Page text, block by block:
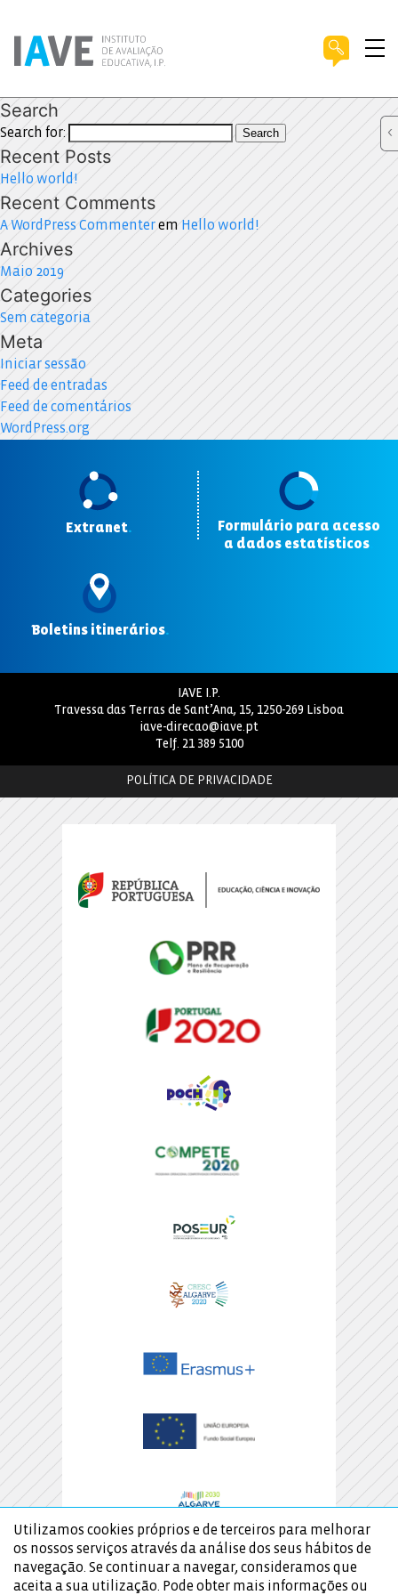
Search
Search for: Search
Recent Posts
Hello world!
Recent Comments
A WordPress Commenterem Hello world!
Archives
Maio 2019
Categories
Sem categoria
Meta
Iniciar sessão
Feed de entradas
Feed de comentários
WordPress.org
Extranet.
Formulário para acesso
a dados estatísticos
Boletins itinerários.
IAVE I.P.
Travessa das Terras de Sant’Ana, 15, 1250-269 Lisboa
iave-direcao@iave.pt
Telf. 21 389 5100
POLÍTICA DE PRIVACIDADE
Utilizamos cookies próprios e de terceiros para melhorar
os nossos serviços através da análise dos seus hábitos de
navegação. Se continuar a navegar, consideramos que
aceita a sua utilização. Pode obter mais informações ou